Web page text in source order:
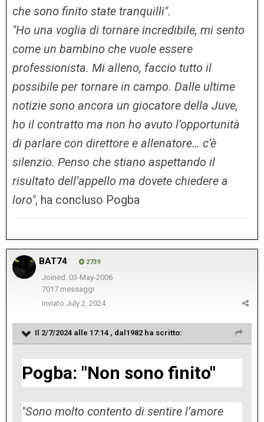
che sono finito state tranquilli".
"Ho una voglia di tornare incredibile, mi sento
come un bambino che vuole essere
professionista. Mi alleno, faccio tutto il
possibile per tornare in campo. Dalle ultime
notizie sono ancora un giocatore della Juve,
ho il contratto ma non ho avuto l’opportunità
di parlare con direttore e allenatore… c’è
silenzio. Penso che stiano aspettando il
risultato dell’appello ma dovete chiedere a
loro", ha concluso Pogba
BAT74 2739
Joined: 03-May-2006
7017 messaggi
Inviato July 2, 2024
Il 2/7/2024 alle 17:14 , dal1982 ha scritto:
Pogba: "Non sono finito"
"Sono molto contento di sentire l’amore